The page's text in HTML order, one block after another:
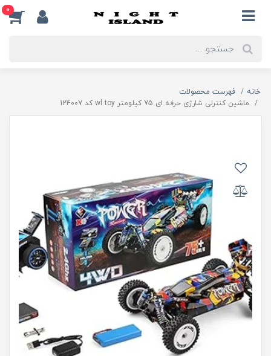
0
خانه
فهرست محصولات
ماشین کنترلی شارژی حرفه ای 75 کیلومتر wl toy کد 124007